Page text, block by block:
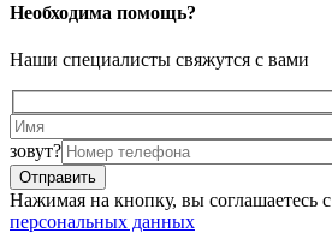
Необходима помощь?
Наши специалисты свяжутся с вами
зовут?
Нажимая на кнопку, вы соглашаетесь с
персональных данных